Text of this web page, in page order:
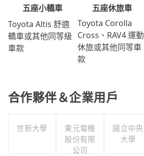
五座小轎車
Toyota Altis 舒適
轎車或其他同等級
車款
五座休旅車
Toyota Corolla
Cross、RAV4 運動
休旅或其他同等車
款
合作夥伴＆企業用戶
世新大學
東元電機
股份有限
公司
國立中央
大學